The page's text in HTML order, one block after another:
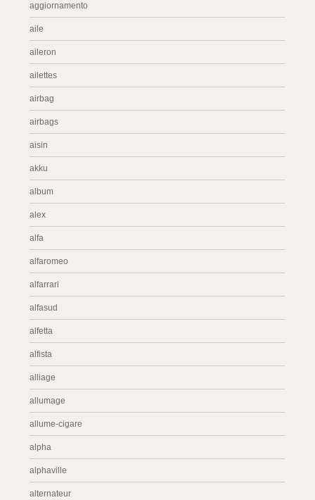
aggiornamento
aile
aileron
ailettes
airbag
airbags
aisin
akku
album
alex
alfa
alfaromeo
alfarrari
alfasud
alfetta
alfista
alliage
allumage
allume-cigare
alpha
alphaville
alternateur